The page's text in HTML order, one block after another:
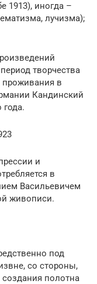
1913), иногда –
лучизма);
творчества
проживания в
Кандинский
и
в
Васильевичем
живописи.
под
со стороны,
полотна